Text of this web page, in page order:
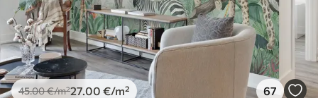
45.00€/m²27 .00 €/m² 67